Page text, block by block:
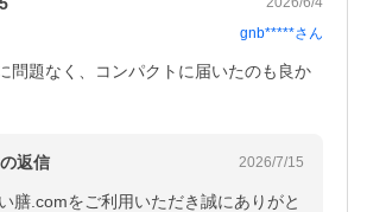
gnb*****さん
問題なく、コンパクトに届いたのも良か
返信 2026/7/15
膳.comをご利用いただき誠にありがと